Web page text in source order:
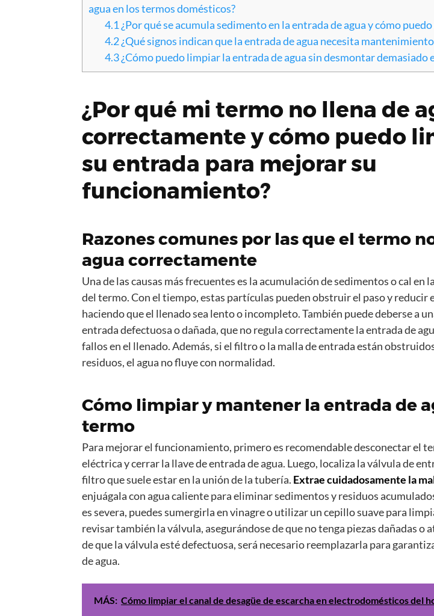
agua en los termos domésticos?
4.1 ¿Por qué se acumula sedimento en la entrada de agua y cómo
4.2¿Qué signos indican que la entrada de agua necesita
4.3¿Cómo puedo limpiar la entrada de agua sin desmontar demasiado
¿Por qué mi termo no llena de
correctamente y cómo puedo
su entrada para mejorar su
funcionamiento?
Razones comunes por las que el termo
agua correctamente
Una de las causas más frecuentes es la acumulación de sedimentos o cal en
del termo. Con el tiempo, estas partículas pueden obstruir el paso y reducir
haciendo que el llenado sea lento o incompleto. También puede deberse a
entrada defectuosa o dañada, que no regula correctamente la entrada de
fallos en el llenado. Además, si el filtro o la malla de entrada están
residuos, el agua no fluye con normalidad.
Cómo limpiar y mantener la entrada de
termo
Para mejorar el funcionamiento, primero es recomendable desconectar el
eléctrica y cerrar la llave de entrada de agua. Luego, localiza la válvula de
filtro que suele estar en la unión de la tubería. Extrae cuidadosamente la
enjuágala con agua caliente para eliminar sedimentos y residuos
es severa, puedes sumergirla en vinagre o utilizar un cepillo suave para
revisar también la válvula, asegurándose de que no tenga piezas dañadas o
de que la válvula esté defectuosa, será necesario reemplazarla para
de agua.
MÁS: Cómo limpiar el canal de desagüe de escarcha en electrodomésticos del